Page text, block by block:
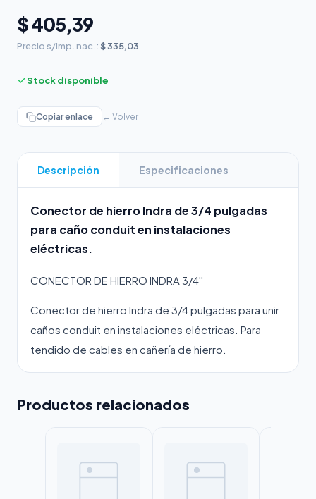
$ 405,39
Precio s/imp. nac.: $ 335,03
Stock disponible
Copiar enlace ← Volver
Descripción Especificaciones
Conector de hierro Indra de 3/4 pulgadas
para caño conduit en instalaciones
eléctricas.
CONECTOR DE HIERRO INDRA 3/4''
Conector de hierro Indra de 3/4 pulgadas para unir
caños conduit en instalaciones eléctricas. Para
tendido de cables en cañería de hierro.
Productos relacionados